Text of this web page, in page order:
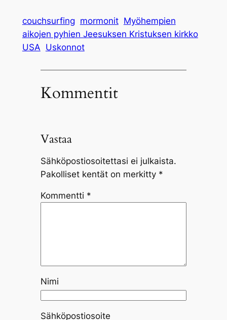
couchsurfing mormonit Myöhempien
aikojen pyhien Jeesuksen Kristuksen kirkko
USA Uskonnot
Kommentit
Vastaa
Sähköpostiosoitettasi ei julkaista.
Pakolliset kentät on merkitty *
Kommentti *
Nimi
Sähköpostiosoite